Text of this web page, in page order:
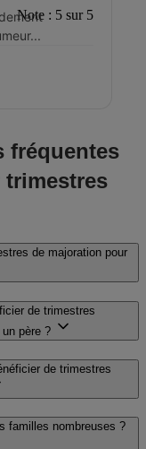
Note : 5 sur 5
fréquentes
de majoration pour
de trimestres
père ?
de trimestres
familles nombreuses ?